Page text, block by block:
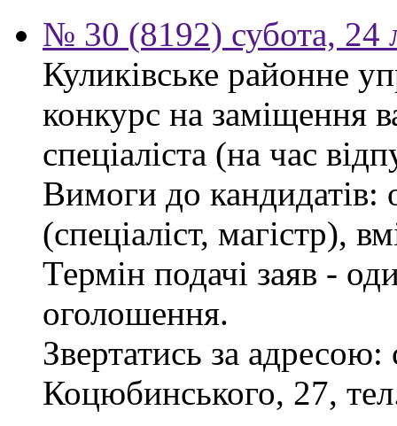
№ 30 (8192) субота, 24
Куликівське районне
конкурс на заміщення
спеціаліста (на час
Вимоги до
(спеціаліст, магістр),
Термін подачі заяв -
оголошення.
Звертатись за адресою:
Коцюбинського, 27,